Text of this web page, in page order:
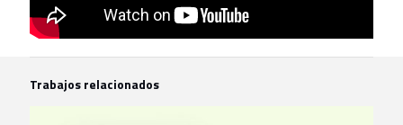
Trabajos relacionados